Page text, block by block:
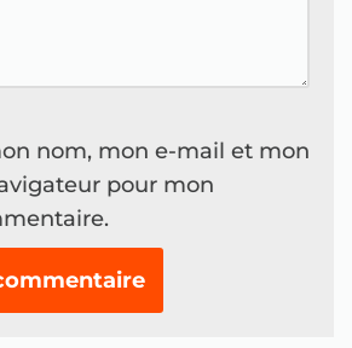
nom, mon e-mail et mon
pour mon